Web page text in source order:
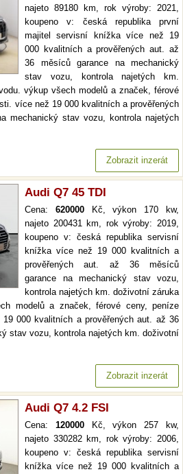
najeto 89180 km, rok výroby: 2021,
koupeno v: česká republika první
majitel servisní knížka více než 19
000 kvalitních a prověřených aut. až
36 měsíců garance na mechanický
stav vozu, kontrola najetých km.
výkup všech modelů a značek, férové
více než 19 000 kvalitních a prověřených
mechanický stav vozu, kontrola najetých
Zobrazit inzerát
Audi Q7 45 TDI
Cena: 620000Kč, výkon 170 kw,
najeto 200431 km, rok výroby: 2019,
koupeno v: česká republika servisní
knížka více než 19 000 kvalitních a
prověřených aut. až 36 měsíců
garance na mechanický stav vozu,
kontrola najetých km. doživotní záruka
modelů a značek, férové ceny, peníze
000 kvalitních a prověřených aut. až 36
stav vozu, kontrola najetých km. doživotní
Zobrazit inzerát
Audi Q7 4.2 FSI
Cena: 120000Kč, výkon 257 kw,
najeto 330282 km, rok výroby: 2006,
koupeno v: česká republika servisní
knížka více než 19 000 kvalitních a